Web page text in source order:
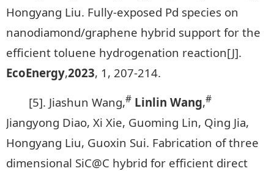
Hongyang Liu. Fully-exposed Pd species on
nanodiamond/graphene hybrid support for the
efficient toluene hydrogenation reaction[J].
EcoEnergy,2023, 1, 207-214.
[5]. Jiashun Wang,# Linlin Wang,#
Jiangyong Diao, Xi Xie, Guoming Lin, Qing Jia,
Hongyang Liu, Guoxin Sui. Fabrication of three
dimensional SiC@C hybrid for efficient direct